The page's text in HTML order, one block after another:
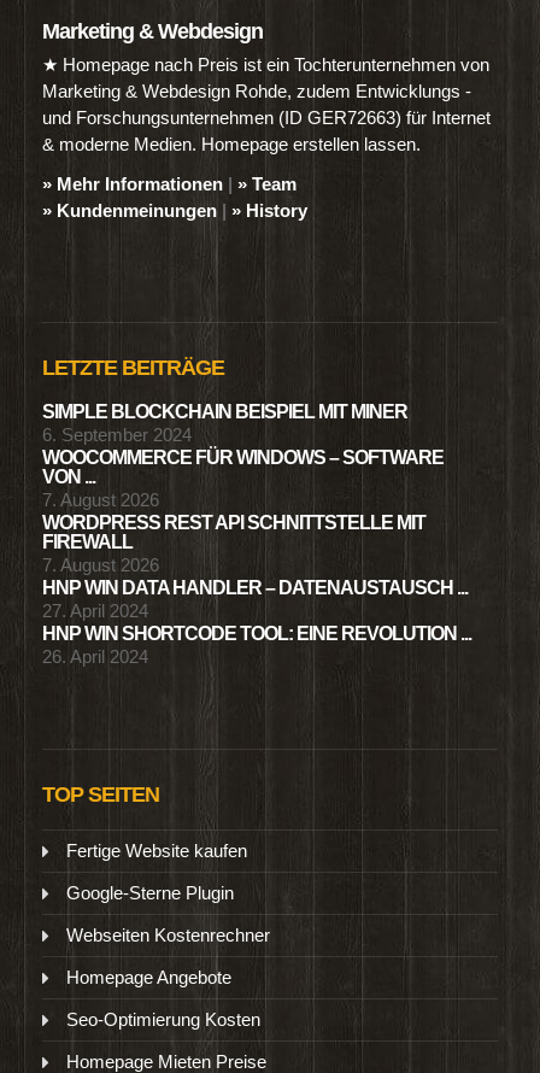
Marketing & Webdesign
★ Homepage nach Preis ist ein Tochterunternehmen von
Marketing & Webdesign Rohde, zudem Entwicklungs -
und Forschungsunternehmen (ID GER72663) für Internet
& moderne Medien. Homepage erstellen lassen.
» Mehr Informationen | » Team
» Kundenmeinungen | » History
LETZTE BEITRÄGE
SIMPLE BLOCKCHAIN BEISPIEL MIT MINER
6. September 2024
WOOCOMMERCE FÜR WINDOWS – SOFTWARE
VON ...
7. August 2026
WORDPRESS REST API SCHNITTSTELLE MIT
FIREWALL
7. August 2026
HNP WIN DATA HANDLER – DATENAUSTAUSCH ...
27. April 2024
HNP WIN SHORTCODE TOOL: EINE REVOLUTION ...
26. April 2024
TOP SEITEN
Fertige Website kaufen
Google-Sterne Plugin
Webseiten Kostenrechner
Homepage Angebote
Seo-Optimierung Kosten
Homepage Mieten Preise